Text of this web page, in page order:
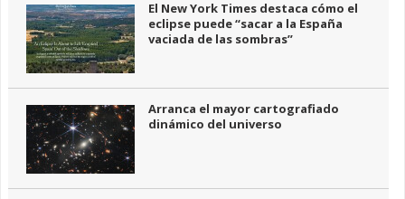
El New York Times destaca cómo el
eclipse puede “sacar a la España
vaciada de las sombras”
Arranca el mayor cartografiado
dinámico del universo